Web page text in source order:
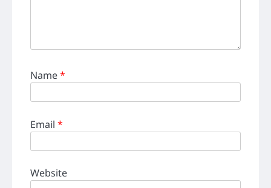
Name*
Email *
Website